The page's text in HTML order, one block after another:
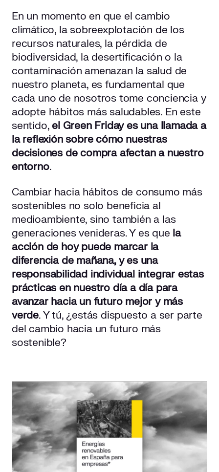
En un momento en que el cambio
climático, la sobreexplotación de los
recursos naturales, la pérdida de
biodiversidad, la desertificación o la
contaminación amenazan la salud de
nuestro planeta, es fundamental que
cada uno de nosotros tome conciencia y
adopte hábitos más saludables. En este
sentido, el Green Friday es una llamada a
la reflexión sobre cómo nuestras
decisiones de compra afectan a nuestro
entorno.
Cambiar hacia hábitos de consumo más
sostenibles no solo beneficia al
medioambiente, sino también a las
generaciones venideras. Y es que la
acción de hoy puede marcar la
diferencia de mañana, y es una
responsabilidad individual integrar estas
prácticas en nuestro día a día para
avanzar hacia un futuro mejor y más
verde. Y tú, ¿estás dispuesto a ser parte
del cambio hacia un futuro más
sostenible?